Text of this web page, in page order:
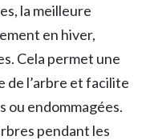
la meilleure
en hiver,
Cela permet une
de l’arbre et facilite
ou endommagées.
pendant les